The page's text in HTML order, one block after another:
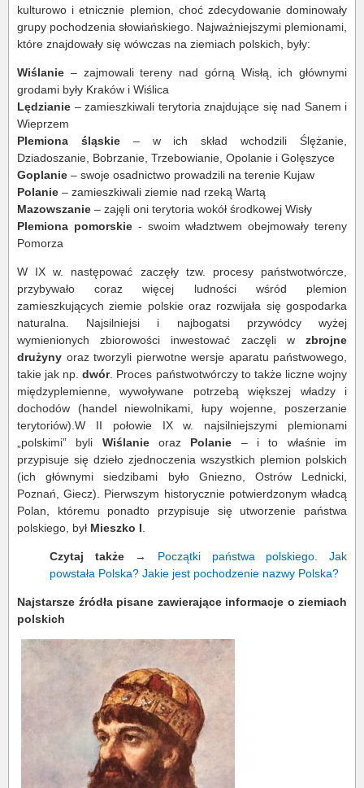
kulturowo i etnicznie plemion, choć zdecydowanie dominowały
grupy pochodzenia słowiańskiego. Najważniejszymi plemionami,
które znajdowały się wówczas na ziemiach polskich, były:
Wiślanie – zajmowali tereny nad górną Wisłą, ich głównymi
grodami były Kraków i Wiślica
Lędzianie – zamieszkiwali terytoria znajdujące się nad Sanem i
Wieprzem
Plemiona śląskie– w ich skład wchodzili Ślężanie,
Dziadoszanie, Bobrzanie, Trzebowianie, Opolanie i Golęszyce
Goplanie – swoje osadnictwo prowadzili na terenie Kujaw
Polanie – zamieszkiwali ziemie nad rzeką Wartą
Mazowszanie – zajęli oni terytoria wokół środkowej Wisły
Plemiona pomorskie - swoim władztwem obejmowały tereny
Pomorza
W IX w. następować zaczęły tzw. procesy państwotwórcze,
przybywało coraz więcej ludności wśród plemion
zamieszkujących ziemie polskie oraz rozwijała się gospodarka
naturalna. Najsilniejsi i najbogatsi przywódcy wyżej
wymienionych zbiorowości inwestować zaczęli w zbrojne
drużyny oraz tworzyli pierwotne wersje aparatu państwowego,
takie jak np.dwór. Proces państwotwórczy to także liczne wojny
międzyplemienne, wywoływane potrzebą większej władzy i
dochodów (handel niewolnikami, łupy wojenne, poszerzanie
terytoriów).W II połowie IX w. najsilniejszymi plemionami
„polskimi” byli Wiślanieoraz Polanie – i to właśnie im
przypisuje się dzieło zjednoczenia wszystkich plemion polskich
(ich głównymi siedzibami było Gniezno, Ostrów Lednicki,
Poznań, Giecz). Pierwszym historycznie potwierdzonym władcą
Polan, któremu ponadto przypisuje się utworzenie państwa
polskiego, był Mieszko I
Czytaj także→ Początki państwa polskiego. Jak
powstała Polska? Jakie jest pochodzenie nazwy Polska?
Najstarsze źródła pisane zawierające informacje o ziemiach
polskich